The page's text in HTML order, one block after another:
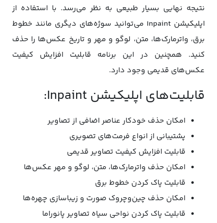
نتیجه نهایی بسیار طبیعی به نظر می‌رسد. با استفاده از
اپلیکیشن Inpaint می‌توانید سوژه‌های دیگری مانند خطوط
برق، واترمارک‌ها، متن، لوگو و مهر و تاریخ عکس‌ها را حذف
کنید. همچنین در این برنامه قابلیت افزایش کیفیت
عکس‌های قدیمی وجود دارد.
قابلیت‌های اپلیکیشن Inpaint:
امکان حذف خودکار عناصر اضافی از تصاویر
پشتیبانی از انواع فرمت‌های تصویری
قابلیت افزایش کیفیت تصاویر قدیمی
امکان حذف واترمارک‌ها، متن، لوگو و مهر عکس‌ها
قابلیت پاک کردن خطوط برق
امکان حذف چین‌وچروک صورت و زیباسازی چهره‌ها
قابلیت پاک کردن نواحی سیاه تصاویر پانوراما